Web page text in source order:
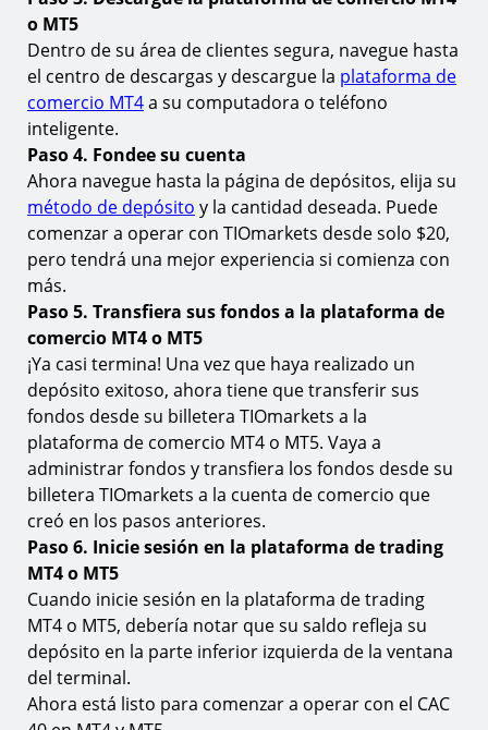
40 en MT4 & MT5?
24. ¿Cómo empiezo a operar el CAC 40 en MT4 o
Aprenda más sobre el comercio de índices
Opere el CAC 40 en MT4 y MT5 con TIOmarkets
o MT5
Dentro de su área de clientes segura, navegue hasta
el centro de descargas y descargue la plataforma de
comercio MT4a su computadora o teléfono
inteligente.
Paso 4. Fondee su cuenta
Ahora navegue hasta la página de depósitos, elija su
método de depósito y la cantidad deseada. Puede
comenzar a operar con TIOmarkets desde solo $20,
pero tendrá una mejor experiencia si comienza con
más.
Paso 5. Transfiera sus fondos a la plataforma de
comercio MT4 o MT5
¡Ya casi termina! Una vez que haya realizado un
depósito exitoso, ahora tiene que transferir sus
fondos desde su billetera TIOmarkets a la
plataforma de comercio MT4 o MT5. Vaya a
administrar fondos y transfiera los fondos desde su
billetera TIOmarkets a la cuenta de comercio que
creó en los pasos anteriores.
Paso 6. Inicie sesión en la plataforma de trading
MT4 o MT5
Cuando inicie sesión en la plataforma de trading
MT4 o MT5, debería notar que su saldo refleja su
depósito en la parte inferior izquierda de la ventana
del terminal.
Ahora está listo para comenzar a operar con el CAC